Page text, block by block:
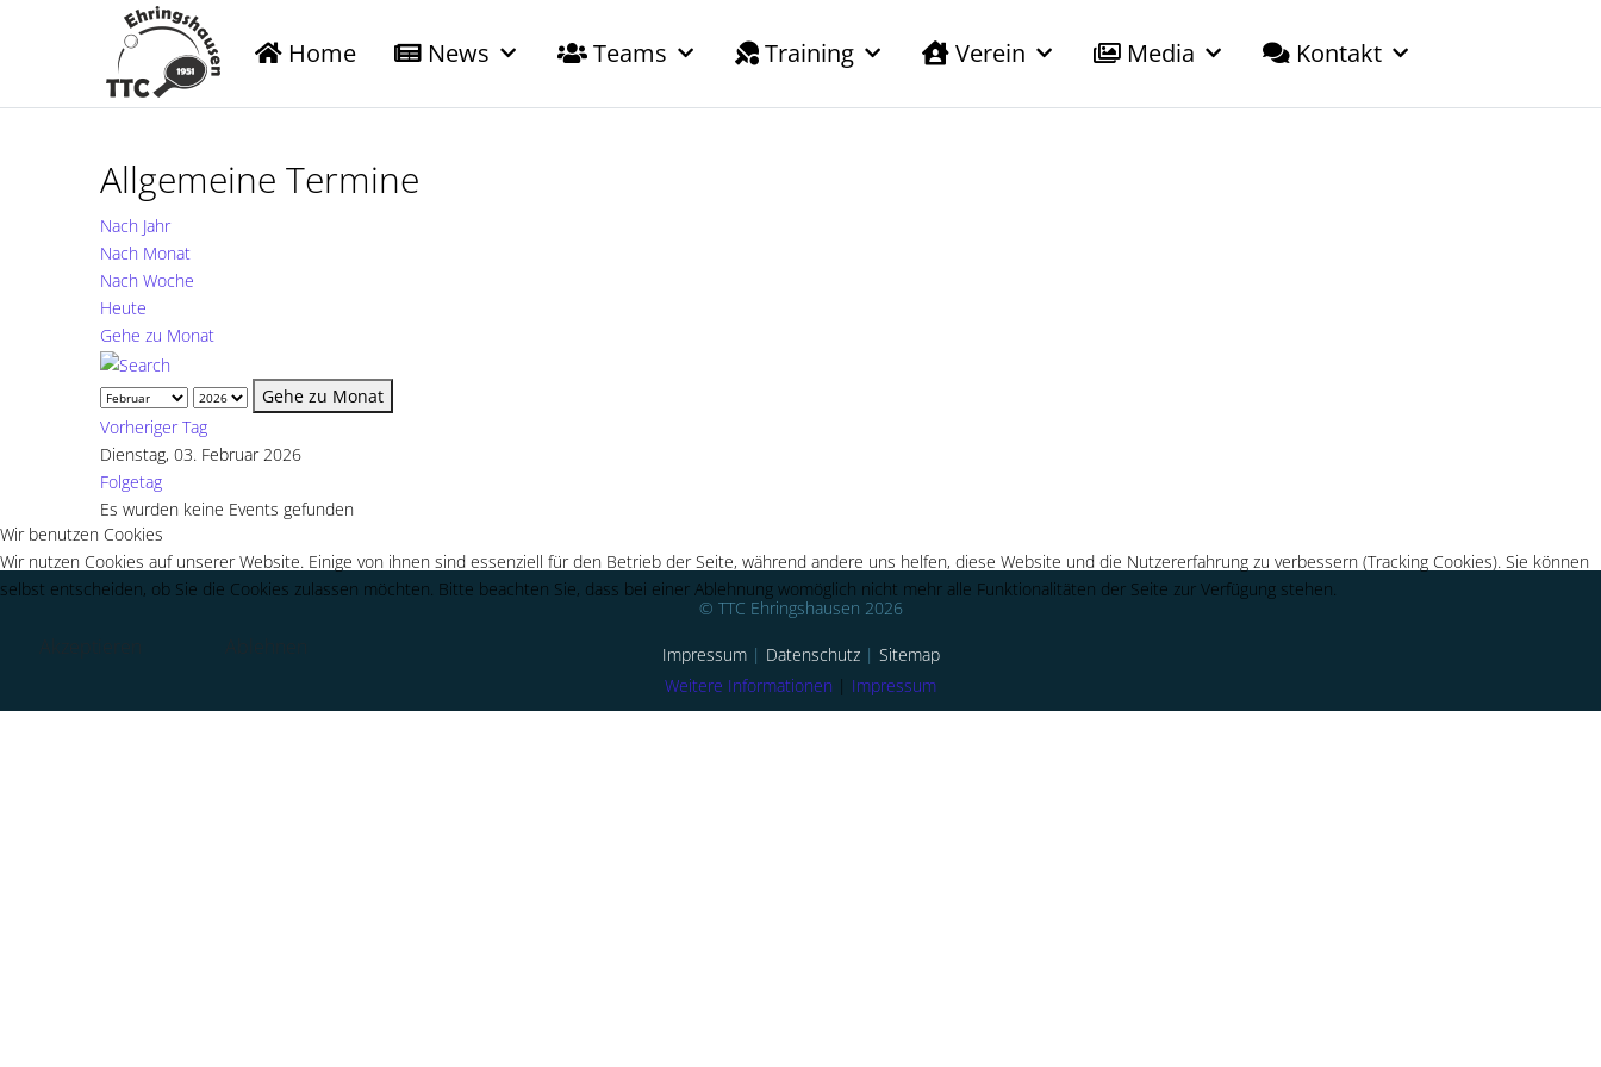
Home News Teams Training Verein Media Kontakt
Allgemeine Termine
Nach Jahr
Nach Monat
Nach Woche
Heute
Gehe zu Monat
Gehe zu Monat
Vorheriger Tag
Dienstag, 03. Februar 2026
Folgetag
Es wurden keine Events gefunden
© TTC Ehringshausen 2026
Impressum | Datenschutz | Sitemap
Wir benutzen Cookies
Wir nutzen Cookies auf unserer Website. Einige von ihnen sind essenziell für den Betrieb der Seite, während andere uns helfen, diese Website und die Nutzererfahrung zu verbessern (Tracking Cookies). Sie können
selbst entscheiden, ob Sie die Cookies zulassen möchten. Bitte beachten Sie, dass bei einer Ablehnung womöglich nicht mehr alle Funktionalitäten der Seite zur Verfügung stehen.
Weitere Informationen | Impressum